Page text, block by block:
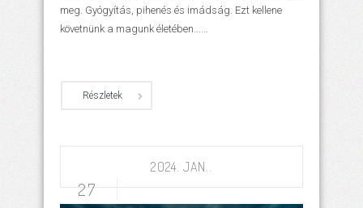
meg. Gyógyítás, pihenés és imádság. Ezt kellene
követnünk a magunk életében......
Részletek
2024. JAN..
27